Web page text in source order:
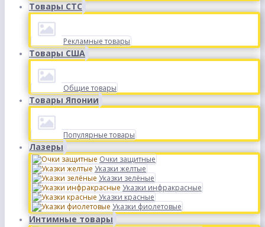
Товары СТС
Рекламные товары
Товары США
Общие товары
Товары Японии
Популярные товары
Лазеры
Очки защитные
Указки желтые
Указки зелёные
Указки инфракрасные
Указки красные
Указки фиолетовые
Интимные товары